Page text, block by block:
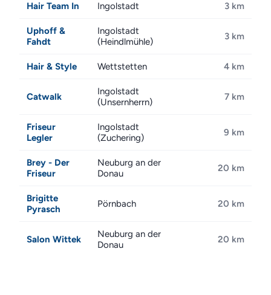
Hair Team In Ingolstadt 3 km
Uphoff &
Fahdt
Ingolstadt
(Heindlmühle)
3 km
Hair & Style Wettstetten 4 km
Catwalk
Ingolstadt
(Unsernherrn)
7 km
Friseur
Legler
Ingolstadt
(Zuchering)
9 km
Brey - Der
Friseur
Neuburg an der
Donau
20 km
Brigitte
Pyrasch
Pörnbach 20 km
Salon Wittek
Neuburg an der
Donau
20 km